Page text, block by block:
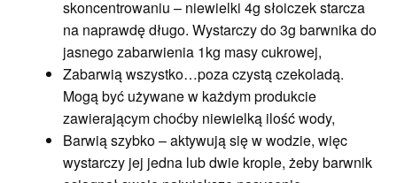
skoncentrowaniu – niewielki 4g słoiczek starcza
na naprawdę długo. Wystarczy do 3g barwnika do
jasnego zabarwienia 1kg masy cukrowej,
Zabarwią wszystko…poza czystą czekoladą.
Mogą być używane w każdym produkcie
zawierającym choćby niewielką ilość wody,
Barwią szybko – aktywują się w wodzie, więc
wystarczy jej jedna lub dwie krople, żeby barwnik